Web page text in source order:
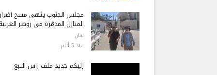
مجلس الجنوب ينهي مسح أضرار
المنازل المدمّرة في زوطر الغربية
لبنان
منذ 5 أيام
إليكم جديد ملف رأس النبع